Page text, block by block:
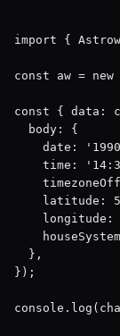
import {
const aw = new
const { data:
  body: {
date:
time:
latitude:
longitude:
  },
});